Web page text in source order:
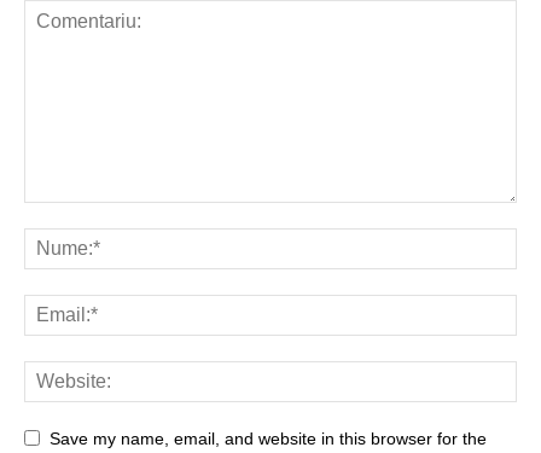
Save my name, email, and website in this browser for the